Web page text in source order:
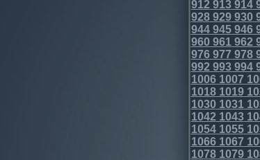
912 913914
928929930
944945946
960961962
976977 978
992 993994
10061007
10181019
10301031
1042 1043
10541055
10661067
10781079